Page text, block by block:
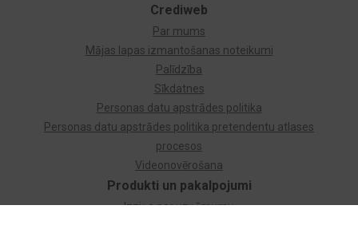
Produkti un pakalpojumi
Izziņa par uzņēmumu
Crediweb
Par mums
Mājas lapas izmantošanas noteikumi
Palīdzība
Sīkdatnes
Personas datu apstrādes politika
Personas datu apstrādes politika pretendentu atlases
procesos
Videonovērošana